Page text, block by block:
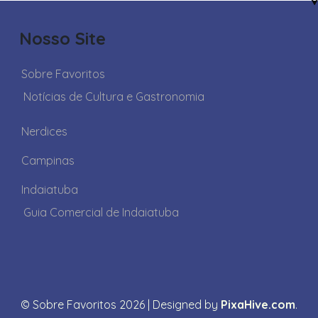
Nosso Site
Sobre Favoritos
Notícias de Cultura e Gastronomia
Nerdices
Campinas
Indaiatuba
Guia Comercial de Indaiatuba
© Sobre Favoritos 2026 Designed by PixaHive.com.